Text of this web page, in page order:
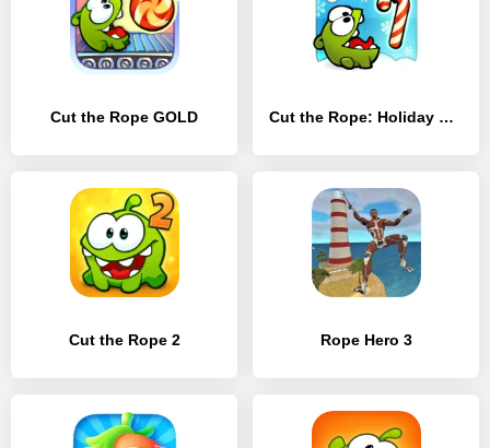
Cut the Rope GOLD Cut the Rope: Holiday Gift
Cut the Rope 2 Rope Hero 3